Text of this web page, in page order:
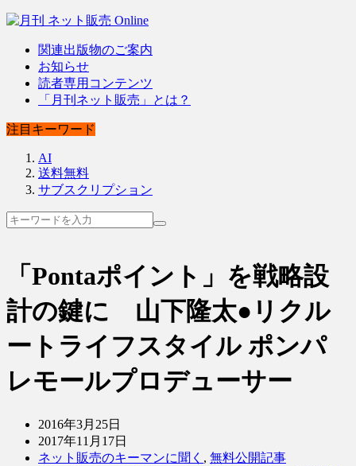
関連出版物のご案内
お知らせ
読者専用コンテンツ
「月刊ネット販売」とは？
注目キーワード
AI
送料無料
サブスクリプション
「Pontaポイント」を戦略設
計の鍵に 山下隆太●リクル
ートライフスタイル ポンパ
レモールプロデューサー
2016年3月25日
2017年11月17日
ネット販売のキーマンに聞く , 無料公開記事